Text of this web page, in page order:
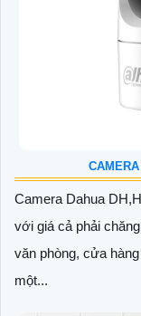
Camera Dahua
với giá cả phải
văn phòng, cửa
một...